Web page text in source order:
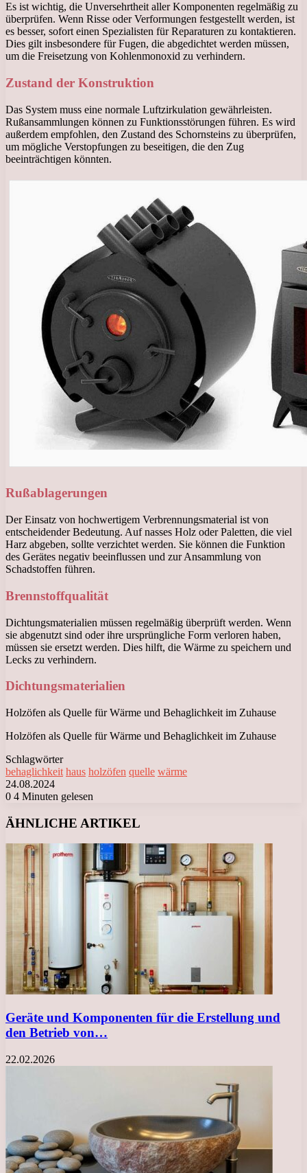
Es ist wichtig, die Unversehrtheit aller Komponenten regelmäßig zu
überprüfen. Wenn Risse oder Verformungen festgestellt werden, ist
es besser, sofort einen Spezialisten für Reparaturen zu kontaktieren.
Dies gilt insbesondere für Fugen, die abgedichtet werden müssen,
um die Freisetzung von Kohlenmonoxid zu verhindern.
Zustand der Konstruktion
Das System muss eine normale Luftzirkulation gewährleisten.
Rußansammlungen können zu Funktionsstörungen führen. Es wird
außerdem empfohlen, den Zustand des Schornsteins zu überprüfen,
um mögliche Verstopfungen zu beseitigen, die den Zug
beeinträchtigen könnten.
Rußablagerungen
Der Einsatz von hochwertigem Verbrennungsmaterial ist von
entscheidender Bedeutung. Auf nasses Holz oder Paletten, die viel
Harz abgeben, sollte verzichtet werden. Sie können die Funktion
des Gerätes negativ beeinflussen und zur Ansammlung von
Schadstoffen führen.
Brennstoffqualität
Dichtungsmaterialien müssen regelmäßig überprüft werden. Wenn
sie abgenutzt sind oder ihre ursprüngliche Form verloren haben,
müssen sie ersetzt werden. Dies hilft, die Wärme zu speichern und
Lecks zu verhindern.
Dichtungsmaterialien
Holzöfen als Quelle für Wärme und Behaglichkeit im Zuhause
Holzöfen als Quelle für Wärme und Behaglichkeit im Zuhause
Schlagwörter
behaglichkeit haus holzöfen quelle wärme
24.08.2024
0 4 Minuten gelesen
ÄHNLICHE ARTIKEL
Geräte und Komponenten für die Erstellung und
den Betrieb von…
22.02.2026